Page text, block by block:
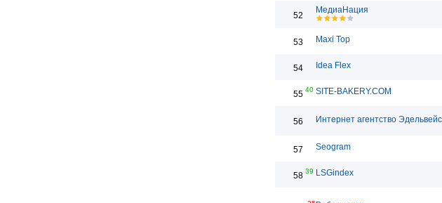
52
МедиаНация
53 Maxi Top
54 Idea Flex
55 40 SITE-BAKERY.COM
56 Интернет агентство Эдельвейс
57 Seogram
58 39 LSGindex